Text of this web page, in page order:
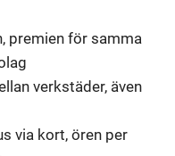
premien för samma
verkstäder, även
via kort, ören per